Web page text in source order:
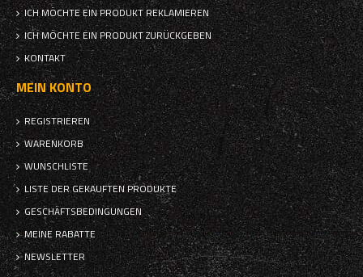
ICH MÖCHTE EIN PRODUKT REKLAMIEREN
ICH MÖCHTE EIN PRODUKT ZURÜCKGEBEN
KONTAKT
MEIN KONTO
REGISTRIEREN
WARENKORB
WUNSCHLISTE
LISTE DER GEKAUFTEN PRODUKTE
GESCHÄFTSBEDINGUNGEN
MEINE RABATTE
NEWSLETTER